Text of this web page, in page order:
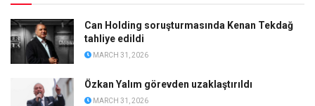
Can Holding soruşturmasında Kenan Tekdağ
tahliye edildi
MARCH 31, 2026
Özkan Yalım görevden uzaklaştırıldı
MARCH 31, 2026